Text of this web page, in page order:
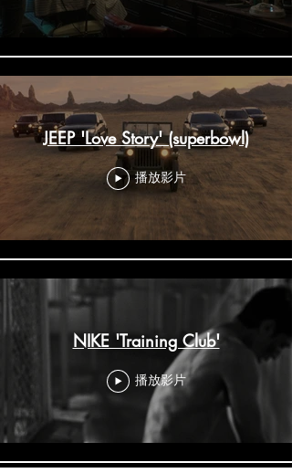
JEEP 'Love Story' (superbowl)
播放影片
NIKE 'Training Club'
播放影片